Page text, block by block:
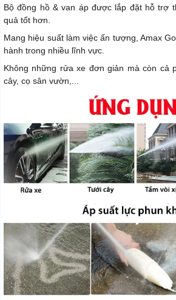
Bộ đồng hồ & van áp được lắp đặt hỗ trợ
quả tốt hơn.
Mang hiệu suất làm việc ấn tượng, Amax
hành trong nhiều lĩnh vực.
Không những rửa xe đơn giản mà còn cả
cây, cọ sân vườn,...